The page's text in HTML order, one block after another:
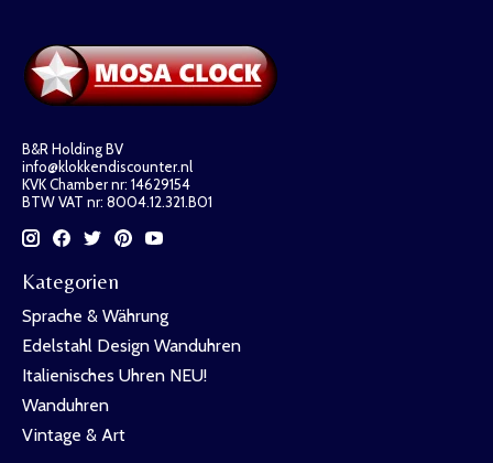
B&R Holding BV
info@klokkendiscounter.nl
KVK Chamber nr: 14629154
BTW VAT nr: 8004.12.321.B01
Kategorien
Sprache & Währung
Edelstahl Design Wanduhren
Italienisches Uhren NEU!
Wanduhren
Vintage & Art